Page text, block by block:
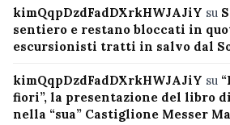
kimQqpDzdFadDXrkHWJAJiY su
sentiero e restano bloccati in
escursionisti tratti in salvo dal
kimQqpDzdFadDXrkHWJAJiY su
fiori”, la presentazione del libro
nella “sua” Castiglione Messer